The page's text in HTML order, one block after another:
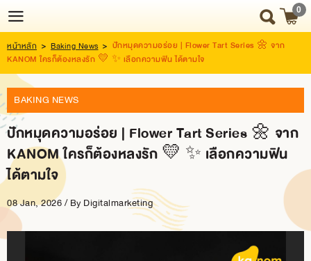
Login
Register
HOME
NEWS
UPDATE
ABOUT
US
SNACK
0
หน้าหลัก > Baking News > ปักหมุดความอร่อย | Flower Tart Series 🌼 จาก
KANOM ใครก็ต้องหลงรัก 💛 ✨️ เลือกความฟิน ได้ตามใจ
BAKING NEWS
ปักหมุดความอร่อย | Flower Tart Series 🌼 จาก
KANOM ใครก็ต้องหลงรัก 💛 ✨️ เลือกความฟิน
ได้ตามใจ
08 Jan, 2026 / By Digitalmarketing